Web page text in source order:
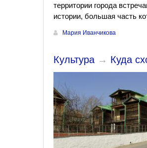
территории города
истории, большая часть
Мария Иванчикова
Культура → Куда